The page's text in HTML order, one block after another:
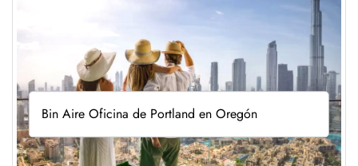
Bin Aire Oficina de Portland en Oregón